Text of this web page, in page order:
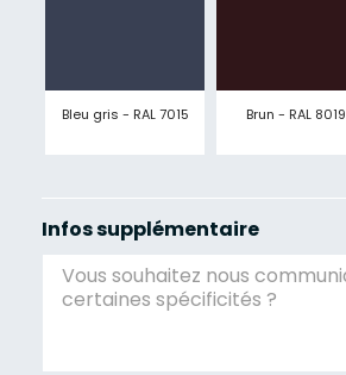
Bleu gris - RAL 7015 Brun - RAL 8019
Infos supplémentaire